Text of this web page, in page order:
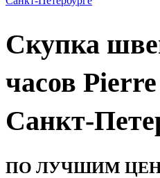
Скупка
часов
Санкт-
ПО ЛУЧШИМ